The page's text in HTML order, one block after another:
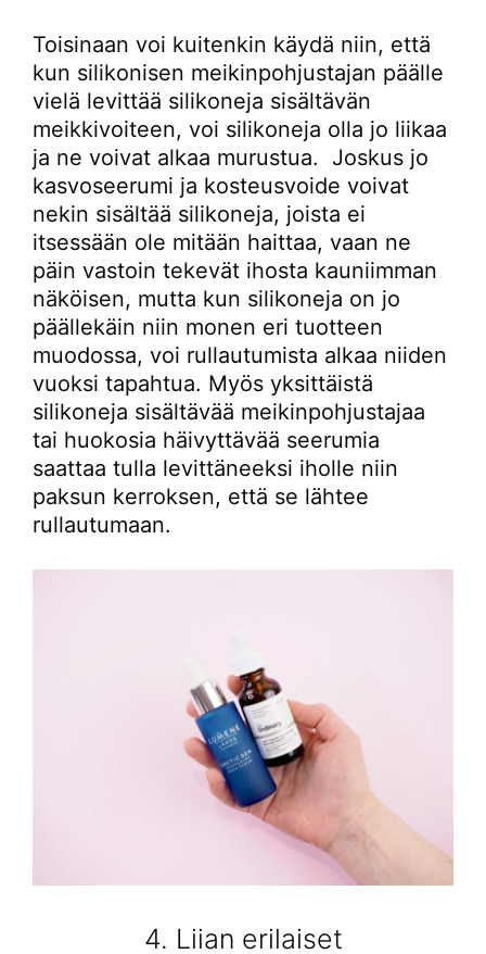
Toisinaan voi kuitenkin käydä niin, että
kun silikonisen meikinpohjustajan päälle
vielä levittää silikoneja sisältävän
meikkivoiteen, voi silikoneja olla jo liikaa
ja ne voivat alkaa murustua. Joskus jo
kasvoseerumi ja kosteusvoide voivat
nekin sisältää silikoneja, joista ei
itsessään ole mitään haittaa, vaan ne
päin vastoin tekevät ihosta kauniimman
näköisen, mutta kun silikoneja on jo
päällekäin niin monen eri tuotteen
muodossa, voi rullautumista alkaa niiden
vuoksi tapahtua. Myös yksittäistä
silikoneja sisältävää meikinpohjustajaa
tai huokosia häivyttävää seerumia
saattaa tulla levittäneeksi iholle niin
paksun kerroksen, että se lähtee
rullautumaan.
4. Liian erilaiset